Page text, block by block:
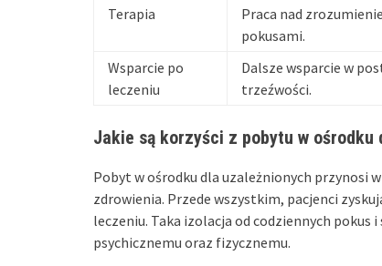
Terapia
Praca nad
pokusami.
Wsparcie po
leczeniu
Dalsze wsparcie w
trzeźwości.
Jakie są korzyści z pobytu w ośrodku
Pobyt w ośrodku dla uzależnionych przynosi
zdrowienia. Przede wszystkim, pacjenci
leczeniu. Taka izolacja od codziennych
psychicznemu oraz fizycznemu.